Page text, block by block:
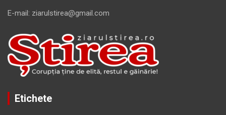
E-mail: ziarulstirea@gmail.com
Etichete